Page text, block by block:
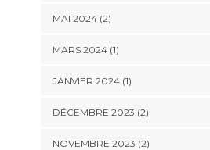
MAI 2024(2)
MARS 2024(1)
JANVIER 2024(1)
DÉCEMBRE 2023 (2)
NOVEMBRE 2023 (2)